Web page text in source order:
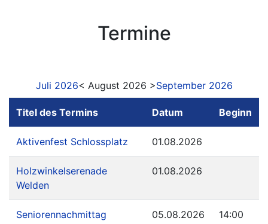
Termine
Juli 2026< August 2026 >September 2026
Titel des Termins Datum Beginn
Aktivenfest Schlossplatz 01.08.2026
Holzwinkelserenade
Welden
01.08.2026
Seniorennachmittag
05.08.2026 14:00